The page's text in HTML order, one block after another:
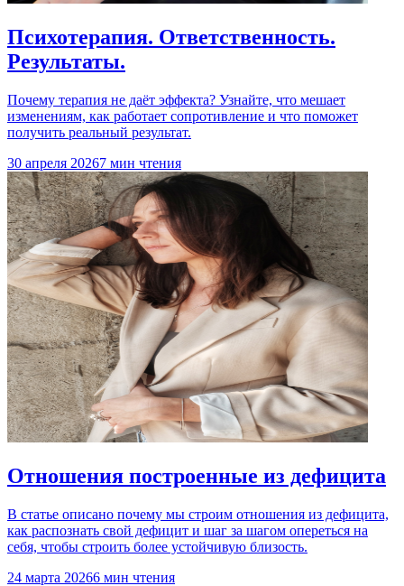
Психотерапия. Ответственность.
Результаты.
Почему терапия не даёт эффекта? Узнайте, что мешает
изменениям, как работает сопротивление и что поможет
получить реальный результат.
30 апреля 20267 мин чтения
Отношения построенные из дефицита
В статье описано почему мы строим отношения из дефицита,
как распознать свой дефицит и шаг за шагом опереться на
себя, чтобы строить более устойчивую близость.
24 марта 20266 мин чтения